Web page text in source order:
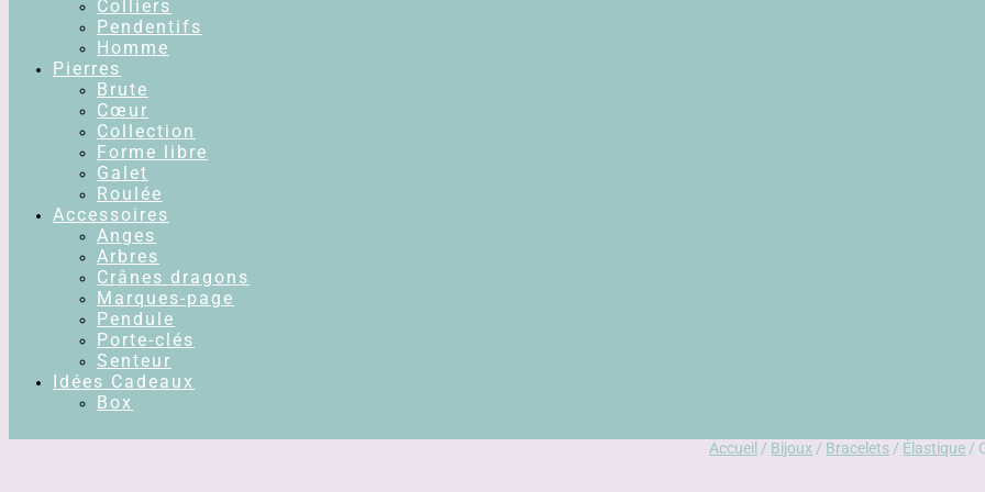
Colliers
Pendentifs
Homme
Pierres
Brute
Cœur
Collection
Forme libre
Galet
Roulée
Accessoires
Anges
Arbres
Crânes dragons
Marques-page
Pendule
Porte-clés
Senteur
Idées Cadeaux
Box
Accueil / Bijoux / Bracelets / Élastique /